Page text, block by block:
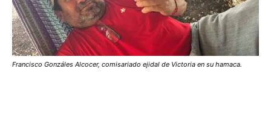
Francisco Gonzáles Alcocer, comisariado ejidal de Victoria en su hamaca.